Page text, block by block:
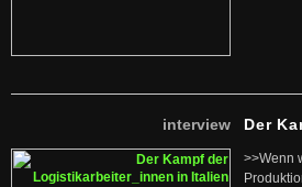
interview Der
>>Wenn